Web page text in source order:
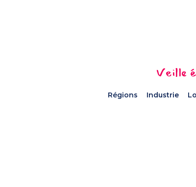
Veille
Régions Industrie